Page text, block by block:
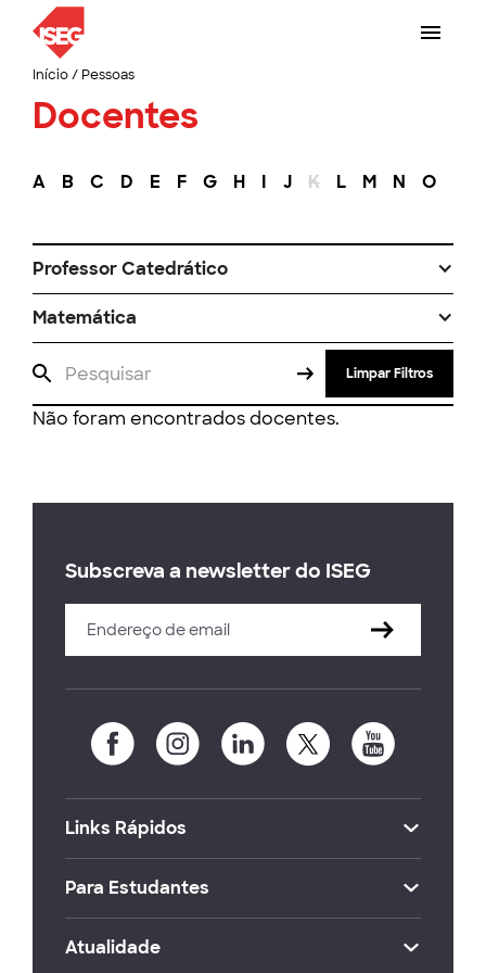
Início/ Pessoas
Docentes
A B C D E F G H I J K L M N O
Professor Catedrático
Matemática
Limpar Filtros
Não foram encontrados docentes.
Subscreva a newsletter do ISEG
Links Rápidos
Para Estudantes
Atualidade